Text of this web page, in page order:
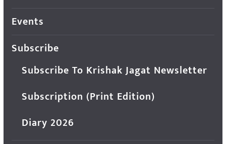
Events
Subscribe
Subscribe To Krishak Jagat Newsletter
Subscription (Print Edition)
Diary 2026